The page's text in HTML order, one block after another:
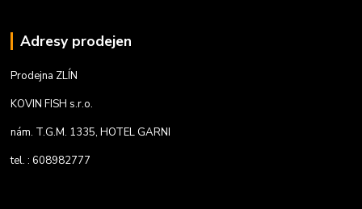
Adresy prodejen
Prodejna ZLÍN
KOVIN FISH s.r.o.
nám. T.G.M. 1335, HOTEL GARNI
tel. : 608982777